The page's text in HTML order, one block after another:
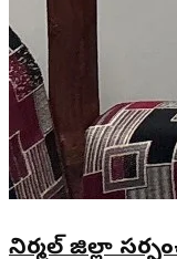
నిర్మల్ జిల్లా